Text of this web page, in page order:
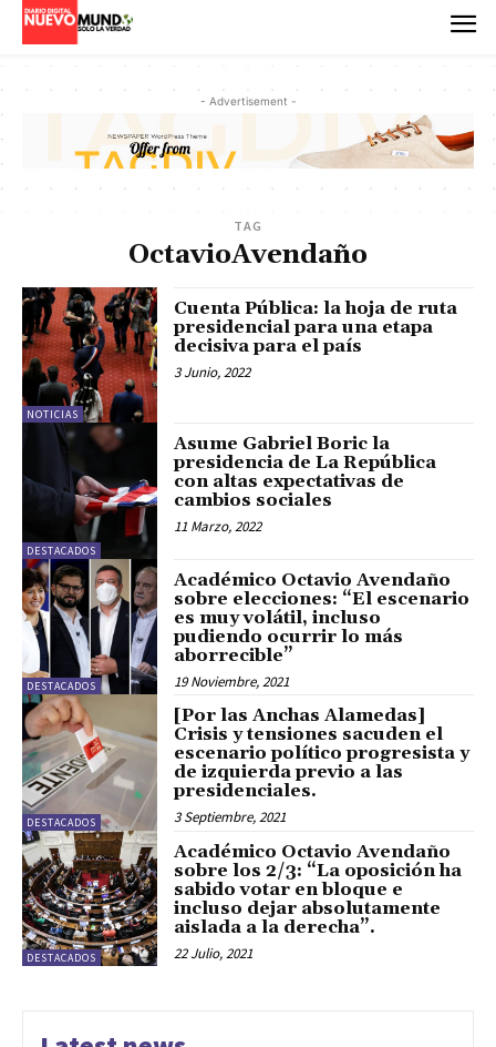
- Advertisement -
TAG
OctavioAvendaño
NOTICIAS
Cuenta Pública: la hoja de ruta
presidencial para una etapa
decisiva para el país
3 Junio, 2022
DESTACADOS
Asume Gabriel Boric la
presidencia de La República
con altas expectativas de
cambios sociales
11 Marzo, 2022
DESTACADOS
Académico Octavio Avendaño
sobre elecciones: “El escenario
es muy volátil, incluso
pudiendo ocurrir lo más
aborrecible”
19 Noviembre, 2021
DESTACADOS
[Por las Anchas Alamedas]
Crisis y tensiones sacuden el
escenario político progresista y
de izquierda previo a las
presidenciales.
3 Septiembre, 2021
DESTACADOS
Académico Octavio Avendaño
sobre los 2/3: “La oposición ha
sabido votar en bloque e
incluso dejar absolutamente
aislada a la derecha”.
22 Julio, 2021